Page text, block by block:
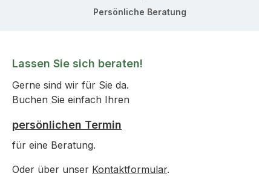
Persönliche Beratung
Lassen Sie sich beraten!
Gerne sind wir für Sie da.
Buchen Sie einfach Ihren
persönlichen Termin
für eine Beratung.
Oder über unser Kontaktformular.